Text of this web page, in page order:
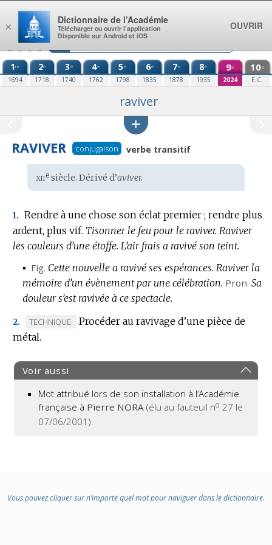
Aller au contenu
1re
1694
2e
1718
3e
1740
4e
1762
5e
1798
6e
1835
7e
1878
8e
1935
9e
2024
10e
E.C.
raviver
RAVIVER conjugaison verbe transitif
Étymologie
:
xiiesiècle. Dérivé d’aviver.
1. Rendre à une chose son éclat premier ; rendre plus
ardent, plus vif. Tisonner le feu pour le raviver. Raviver
les couleurs d’une étoffe. L’air frais a ravivé son teint.
▪ Fig. Cette nouvelle a ravivé ses espérances. Raviver la
mémoire d’un évènement par une célébration. Pron. Sa
douleur s’est ravivée à ce spectacle.
2.
MARQUE
DE
:
TECHNIQUE.
Procéder au ravivage d’une pièce de
métal.
Voir aussi
Mot attribué lors de son installation à l’Académie
française à Pierre NORA (élu au fauteuil no 27 le
07/06/2001).
Vous pouvez cliquer sur n’importe quel mot pour naviguer dans le dictionnaire.
×
Dictionnaire de l’Académie
Télécharger ou ouvrir l’application
Disponible sur Android et iOS
OUVRIR